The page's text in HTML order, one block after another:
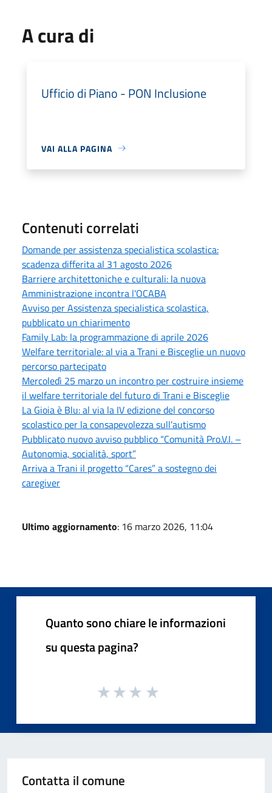
A cura di
Ufficio di Piano - PON Inclusione
VAI ALLA PAGINA
Contenuti correlati
Domande per assistenza specialistica scolastica:
scadenza differita al 31 agosto 2026
Barriere architettoniche e culturali: la nuova
Amministrazione incontra l'OCABA
Avviso per Assistenza specialistica scolastica,
pubblicato un chiarimento
Family Lab: la programmazione di aprile 2026
Welfare territoriale: al via a Trani e Bisceglie un nuovo
percorso partecipato
Mercoledì 25 marzo un incontro per costruire insieme
il welfare territoriale del futuro di Trani e Bisceglie
La Gioia è Blu: al via la IV edizione del concorso
scolastico per la consapevolezza sull’autismo
Pubblicato nuovo avviso pubblico “Comunità Pro.V.I. –
Autonomia, socialità, sport”
Arriva a Trani il progetto “Cares” a sostegno dei
caregiver
Ultimo aggiornamento: 16 marzo 2026, 11:04
Quanto sono chiare le informazioni
su questa pagina?
Contatta il comune